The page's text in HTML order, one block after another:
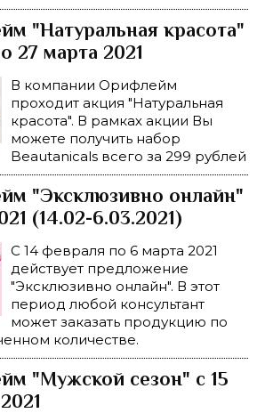
"Натуральная красота"
27 марта 2021
В компании Орифлейм
проходит акция "Натуральная
красота". В рамках акции Вы
можете получить набор
Beautanicals всего за 299 рублей
"Эксклюзивно онлайн"
(14.02-6.03.2021)
С 14 февраля по 6 марта 2021
действует предложение
"Эксклюзивно онлайн". В этот
период любой консультант
может заказать продукцию по
количестве.
"Мужской сезон" с 15